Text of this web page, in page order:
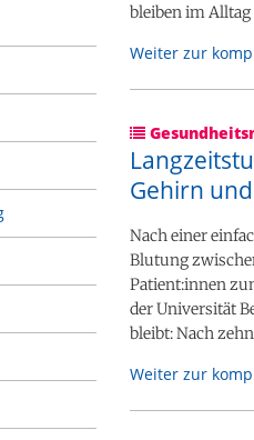
bleiben im
Weiter zur
Gehirn
Nach einer
Blutung
Patient:innen
der Universität
bleibt: Nach
Weiter zur